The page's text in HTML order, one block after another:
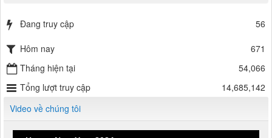
Đang truy cập 56
Hôm nay
671
Tháng hiện tại
54,066
Tổng lượt truy cập
14,685,142
Video về chúng tôi